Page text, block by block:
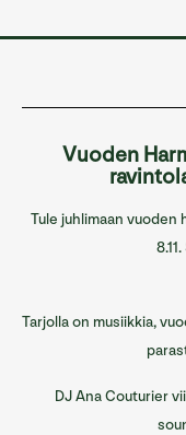
Sofian tilat
Yhteystiedot
Vuoden
Tule juhlimaan vuoden
Tarjolla on musiikkia,
DJ Ana Couturier